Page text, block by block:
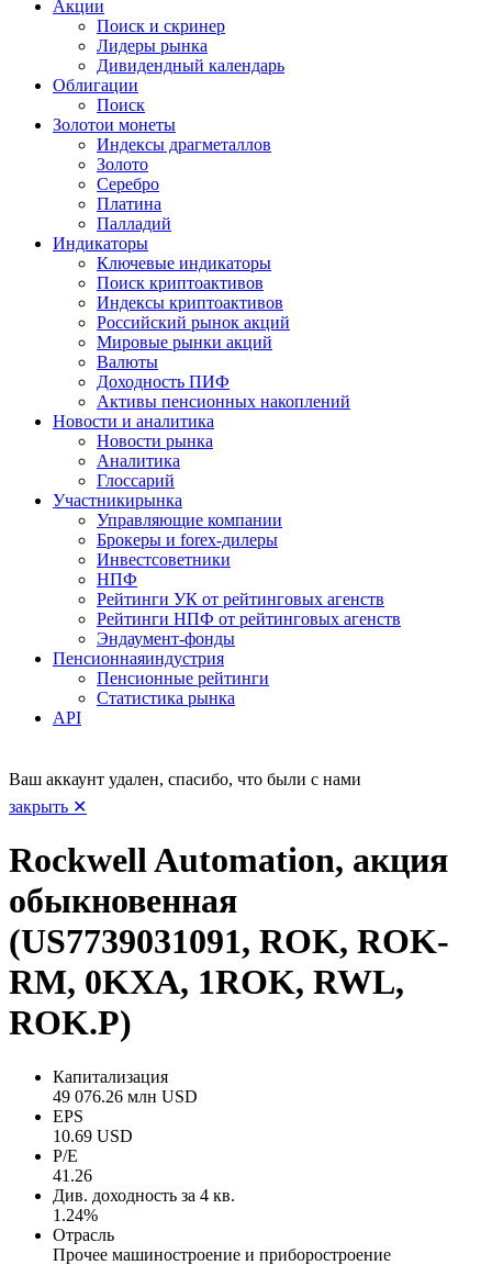
Акции
Поиск и скринер
Лидеры рынка
Дивидендный календарь
Облигации
Поиск
Золотои монеты
Индексы драгметаллов
Золото
Серебро
Платина
Палладий
Индикаторы
Ключевые индикаторы
Поиск криптоактивов
Индексы криптоактивов
Российский рынок акций
Мировые рынки акций
Валюты
Доходность ПИФ
Активы пенсионных накоплений
Новости и аналитика
Новости рынка
Аналитика
Глоссарий
Участникирынка
Управляющие компании
Брокеры и forex-дилеры
Инвестсоветники
НПФ
Рейтинги УК от рейтинговых агенств
Рейтинги НПФ от рейтинговых агенств
Эндаумент-фонды
Пенсионнаяиндустрия
Пенсионные рейтинги
Статистика рынка
API
Ваш аккаунт удален, спасибо, что были с нами
закрыть ✕
Rockwell Automation, акция
обыкновенная
(US7739031091, ROK, ROK-
RM, 0KXA, 1ROK, RWL,
ROK.P)
Капитализация
49 076.26 млн USD
EPS
10.69 USD
P/E
41.26
Див. доходность за 4 кв.
1.24%
Отрасль
Прочее машиностроение и приборостроение